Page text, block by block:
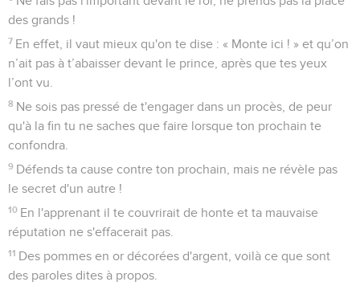
des grands !
7 En effet, il vaut mieux qu'on te dise : « Monte ici ! » et qu’on
n’ait pas à t’abaisser devant le prince, après que tes yeux
l’ont vu.
8 Ne sois pas pressé de t'engager dans un procès, de peur
qu'à la fin tu ne saches que faire lorsque ton prochain te
confondra.
9 Défends ta cause contre ton prochain, mais ne révèle pas
le secret d'un autre !
10 En l'apprenant il te couvrirait de honte et ta mauvaise
réputation ne s'effacerait pas.
11 Des pommes en or décorées d'argent, voilà ce que sont
des paroles dites à propos.